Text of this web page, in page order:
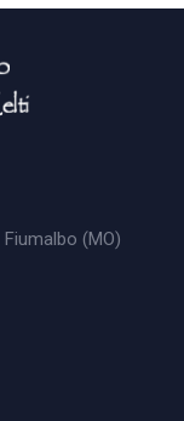
Fiumalbo (MO)